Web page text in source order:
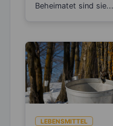
Beheimatet sind sie...
LEBENSMITTEL